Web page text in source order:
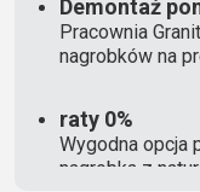
Demontaż
Pracownia
nagrobków na
raty 0%
Wygodna opcja
nagrobka z